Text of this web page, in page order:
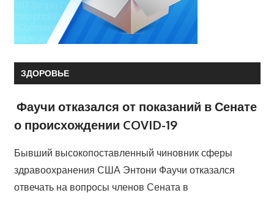
ЗДОРОВЬЕ
Фаучи отказался от показаний в Сенате
о происхождении COVID-19
Бывший высокопоставленный чиновник сферы
здравоохранения США Энтони Фаучи отказался
отвечать на вопросы членов Сената в